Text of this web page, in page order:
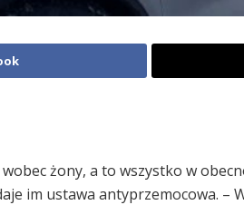
żony, a to wszystko w
im ustawa antyprzemocowa. –